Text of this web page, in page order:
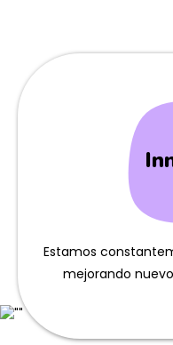
Estamos
mejorando